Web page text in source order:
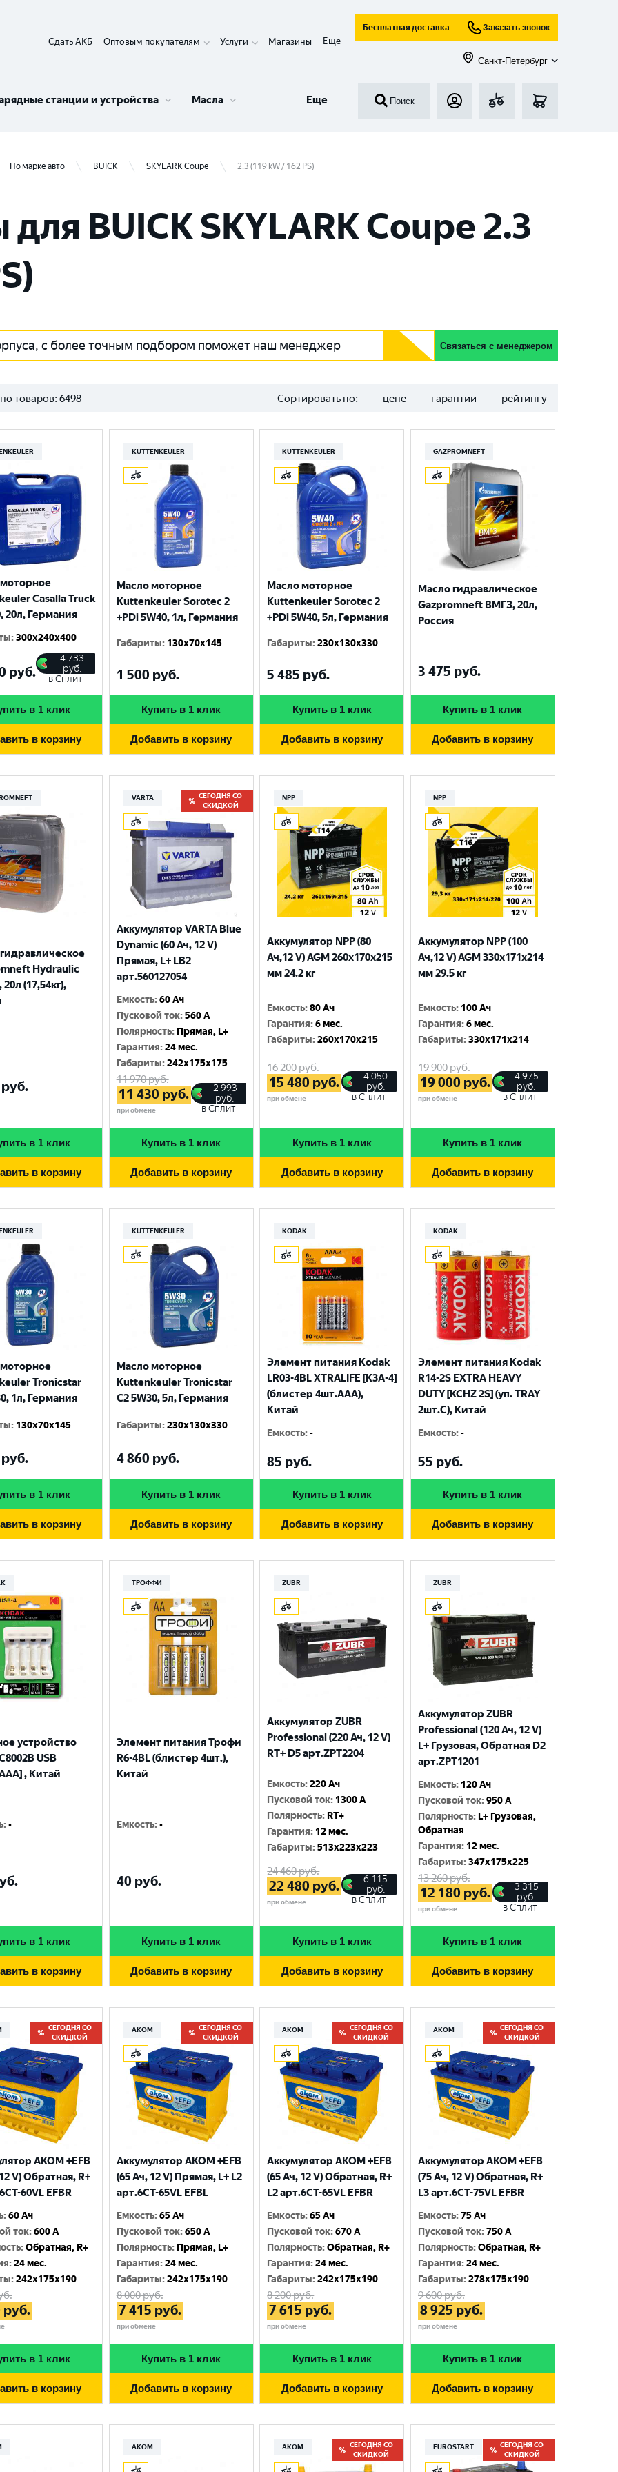
Сдать АКБ Оптовым покупателям Услуги Магазины Еще
Бесплатная доставка Заказать звонок
Санкт-Петербург
станции и устройства Масла Еще Поиск
По марке авто BUICK SKYLARK Coupe 2.3 (119 kW / 162 PS)
BUICK SKYLARK Coupe 2.3
с более точным подбором поможет наш менеджер Связаться с менеджером
товаров: 6498 Сортировать по: цене гарантии рейтингу
Casalla Truck
20л, Германия
:300x240x400
руб.
4 733
руб.
в Сплит
в 1 клик
в корзину
KUTTENKEULER
Масло моторное
Kuttenkeuler Sorotec 2
+PDi 5W40, 1л, Германия
Габариты: 130x70x145
1 500 руб.
Купить в 1 клик
Добавить в корзину
KUTTENKEULER
Масло моторное
Kuttenkeuler Sorotec 2
+PDi 5W40, 5л, Германия
Габариты:230x130x330
5 485 руб.
Купить в 1 клик
Добавить в корзину
GAZPROMNEFT
Масло гидравлическое
Gazpromneft ВМГЗ, 20л,
Россия
3 475 руб.
Купить в 1 клик
Добавить в корзину
Hydraulic
20л (17,54кг),
руб.
в 1 клик
в корзину
VARTA
СЕГОДНЯ СО
СКИДКОЙ
Аккумулятор VARTA Blue
Dynamic (60 Ач, 12 V)
Прямая, L+ LB2
арт.560127054
Емкость:60 Ач
Пусковой ток:560 A
Полярность: Прямая, L+
Гарантия:24 мес.
Габариты:242x175x175
11 970руб.
11 430 руб.
при обмене
2 993
руб.
в Сплит
Купить в 1 клик
Добавить в корзину
NPP
Аккумулятор NPP (80
Ач,12 V) AGM 260x170x215
мм 24.2 кг
Емкость:80 Ач
Гарантия:6 мес.
Габариты:260x170x215
16 200руб.
15 480 руб.
при обмене
4 050
руб.
в Сплит
Купить в 1 клик
Добавить в корзину
NPP
Аккумулятор NPP (100
Ач,12 V) AGM 330x171x214
мм 29.5 кг
Емкость: 100 Ач
Гарантия:6 мес.
Габариты:330x171x214
19 900руб.
19 000 руб.
при обмене
4 975
руб.
в Сплит
Купить в 1 клик
Добавить в корзину
Tronicstar
1л, Германия
: 130x70x145
руб.
в 1 клик
в корзину
KUTTENKEULER
Масло моторное
Kuttenkeuler Tronicstar
C2 5W30, 5л, Германия
Габариты:230x130x330
4 860 руб.
Купить в 1 клик
Добавить в корзину
KODAK
Элемент питания Kodak
LR03-4BL XTRALIFE [K3A-4]
(блистер 4шт.AАА),
Китай
Емкость:-
85 руб.
Купить в 1 клик
Добавить в корзину
KODAK
Элемент питания Kodak
R14-2S EXTRA HEAVY
DUTY [KCHZ 2S] (уп. TRAY
2шт.C), Китай
Емкость:-
55 руб.
Купить в 1 клик
Добавить в корзину
устройство
USB
, Китай
:-
в 1 клик
в корзину
ТРОФФИ
Элемент питания Трофи
R6-4BL (блистер 4шт.),
Китай
Емкость:-
40 руб.
Купить в 1 клик
Добавить в корзину
ZUBR
Аккумулятор ZUBR
Professional (220 Ач, 12 V)
RT+ D5 арт.ZPT2204
Емкость:220 Ач
Пусковой ток: 1300 A
Полярность: RT+
Гарантия: 12 мес.
Габариты:513x223x223
24 460руб.
22 480 руб.
при обмене
6 115
руб.
в Сплит
Купить в 1 клик
Добавить в корзину
ZUBR
Аккумулятор ZUBR
Professional (120 Ач, 12 V)
L+ Грузовая, Обратная D2
арт.ZPT1201
Емкость: 120 Ач
Пусковой ток:950 A
Полярность: L+ Грузовая,
Обратная
Гарантия: 12 мес.
Габариты:347x175x225
13 260руб.
12 180 руб.
при обмене
3 315
руб.
в Сплит
Купить в 1 клик
Добавить в корзину
СЕГОДНЯ СО
СКИДКОЙ
AKOM +EFB
V) Обратная, R+
60VL EFBR
:60 Ач
ток:600 A
:Обратная, R+
:24 мес.
:242x175x190
руб.
в 1 клик
в корзину
АКОМ
СЕГОДНЯ СО
СКИДКОЙ
Аккумулятор AKOM +EFB
(65 Ач, 12 V) Прямая, L+ L2
арт.6СТ-65VL EFBL
Емкость:65 Ач
Пусковой ток:650 A
Полярность: Прямая, L+
Гарантия:24 мес.
Габариты:242x175x190
8 000руб.
7 415 руб.
при обмене
Купить в 1 клик
Добавить в корзину
АКОМ
СЕГОДНЯ СО
СКИДКОЙ
Аккумулятор AKOM +EFB
(65 Ач, 12 V) Обратная, R+
L2 арт.6CT-65VL EFBR
Емкость:65 Ач
Пусковой ток:670 A
Полярность:Обратная, R+
Гарантия:24 мес.
Габариты:242x175x190
8 200руб.
7 615 руб.
при обмене
Купить в 1 клик
Добавить в корзину
АКОМ
СЕГОДНЯ СО
СКИДКОЙ
Аккумулятор AKOM +EFB
(75 Ач, 12 V) Обратная, R+
L3 арт.6СТ-75VL EFBR
Емкость:75 Ач
Пусковой ток:750 A
Полярность:Обратная, R+
Гарантия:24 мес.
Габариты:278x175x190
9 600руб.
8 925 руб.
при обмене
Купить в 1 клик
Добавить в корзину
АКОМ АКОМ
СЕГОДНЯ СО
СКИДКОЙ
EUROSTART
СЕГОДНЯ СО
СКИДКОЙ
Выберите ваш город
Гатчина
Смоленск